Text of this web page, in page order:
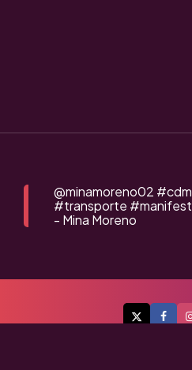
@minamoreno02
#transporte
- Mina Moreno